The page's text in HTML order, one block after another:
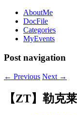
AboutMe
DocFile
Categories
MyEvents
Post navigation
← Previous Next →
【ZT】勒克